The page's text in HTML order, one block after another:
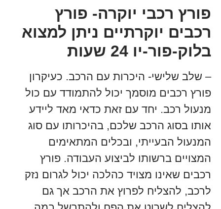
פורץ רכבי יוקרה- פורץ
רכבים יוקרתיים ניתן למצוא
בלוק-פור-יו 24 שעות
– שלב שלישי- היכרות עם הרכב. כעיקרון
פורץ רכבים מוסמך יכול להתמודד עם כול
מנעול רכב. יחד עם זאת כדאי מאד ליידע
אותו בסוג הרכב שלכם, בהיכרותו עם סוג
המנעול הבעייתי, ובכלים המתאימים
המצויים ברשותו לביצוע העבודה. פורץ
רכבים שאינו מצויד כהלכה יכול לגרום נזק
לרכב, להצליח לפרוץ את הרכב אך גם